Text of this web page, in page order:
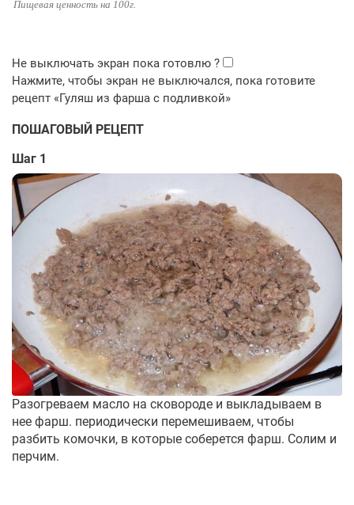
Пищевая ценность на 100г.
ПОШАГОВЫЙ РЕЦЕПТ
Шаг 1
Разогреваем масло на сковороде и выкладываем в
нее фарш. периодически перемешиваем, чтобы
разбить комочки, в которые соберется фарш. Солим и
перчим.